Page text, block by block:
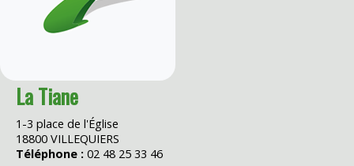
La Tiane
1-3 place de l'Église
18800 VILLEQUIERS
Téléphone : 02 48 25 33 46